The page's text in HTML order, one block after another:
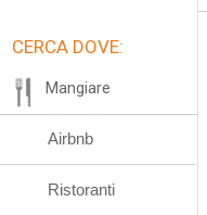
CERCA DOVE:
Mangiare
Airbnb
Ristoranti